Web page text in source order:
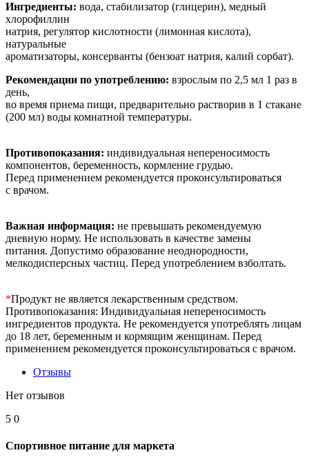
Ингредиенты: вода, стабилизатор (глицерин), медный
хлорофиллин
натрия, регулятор кислотности (лимонная кислота),
натуральные
ароматизаторы, консерванты (бензоат натрия, калий сорбат).
Рекомендации по употреблению: взрослым по 2,5 мл 1 раз в
день,
во время приема пищи, предварительно растворив в 1 стакане
(200 мл) воды комнатной температуры.
Противопоказания: индивидуальная непереносимость
компонентов, беременность, кормление грудью.
Перед применением рекомендуется проконсультироваться
с врачом.
Важная информация: не превышать рекомендуемую
дневную норму. Не использовать в качестве замены
питания. Допустимо образование неоднородности,
мелкодисперсных частиц. Перед употреблением взболтать.
*Продукт не является лекарственным средством.
Противопоказания: Индивидуальная непереносимость
ингредиентов продукта. Не рекомендуется употреблять лицам
до 18 лет, беременным и кормящим женщинам. Перед
применением рекомендуется проконсультироваться с врачом.
Отзывы
Нет отзывов
5 0
Спортивное питание для маркета